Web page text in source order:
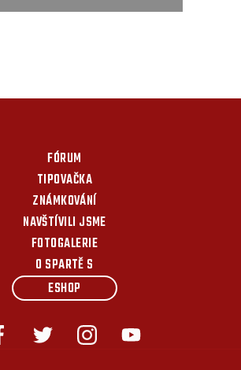
FÓRUM
TIPOVAČKA
ZNÁMKOVÁNÍ
NAVŠTÍVILI JSME
FOTOGALERIE
O SPARTĚ S
ESHOP